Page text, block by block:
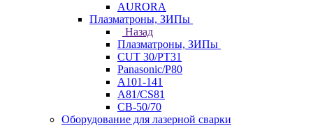
AURORA
Плазматроны, ЗИПы
Назад
Плазматроны, ЗИПы
CUT 30/PT31
Panasonic/P80
А101-141
А81/CS81
СВ-50/70
Оборудование для лазерной сварки